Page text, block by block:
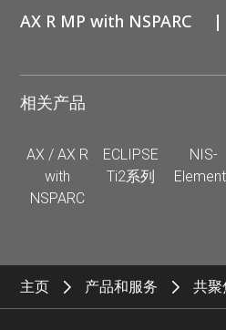
AX R MP with NSPARC
相关产品
AX / AX R
with
NSPARC
ECLIPSE
Ti2系列
NIS-
主页 产品和服务 共聚